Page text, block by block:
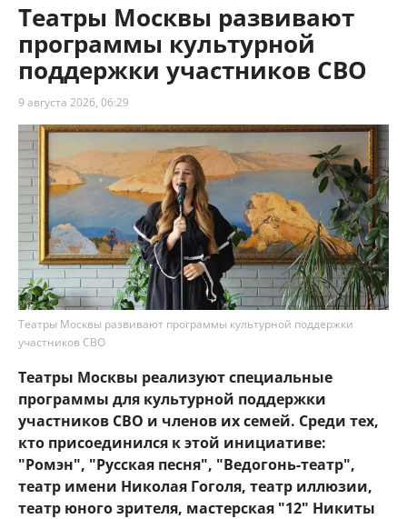
Театры Москвы развивают
программы культурной
поддержки участников СВО
9 августа 2026, 06:29
Театры Москвы развивают программы культурной поддержки
участников СВО
Театры Москвы реализуют специальные
программы для культурной поддержки
участников СВО и членов их семей. Среди тех,
кто присоединился к этой инициативе:
"Ромэн", "Русская песня", "Ведогонь-театр",
театр имени Николая Гоголя, театр иллюзии,
театр юного зрителя, мастерская "12" Никиты